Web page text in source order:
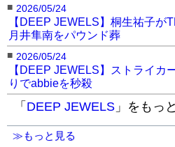
■ 2026/05/24
【DEEP JEWELS】桐生祐子が
月井隼南をパウンド葬
■ 2026/05/24
【DEEP JEWELS】ストライカ
りでabbieを秒殺
「 DEEP JEWELS 」をもっ
≫もっと見る